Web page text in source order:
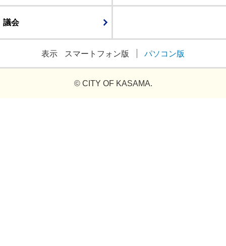
議会
表示 スマートフォン版 パソコン版
© CITY OF KASAMA.